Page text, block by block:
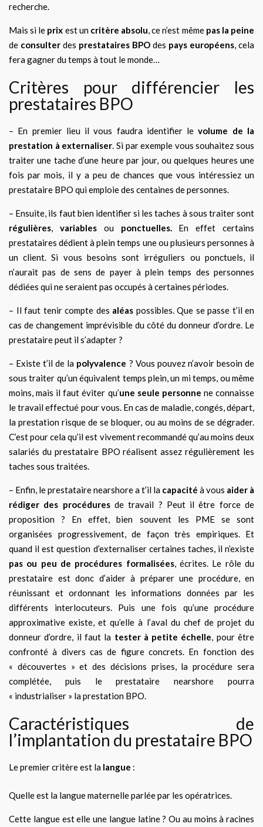
recherche.
Mais si le prix est un critère absolu, ce n’est même pas la peine
de consulter des prestataires BPO des pays européens, cela
fera gagner du temps à tout le monde…
Critères pour différencier les
prestataires BPO
– En premier lieu il vous faudra identifier levolume de la
prestation à externaliser. Si par exemple vous souhaitez sous
traiter une tache d’une heure par jour, ou quelques heures une
fois par mois, il y a peu de chances que vous intéressiez un
prestataire BPO qui emploie des centaines de personnes.
– Ensuite, ils faut bien identifier si les taches à sous traiter sont
régulières, variablesou ponctuelles.En effet certains
prestataires dédient à plein temps une ou plusieurs personnes à
un client. Si vous besoins sont irréguliers ou ponctuels, il
n’aurait pas de sens de payer à plein temps des personnes
dédiées qui ne seraient pas occupés à certaines périodes.
– Il faut tenir compte des aléas possibles. Que se passe t’il en
cas de changement imprévisible du côté du donneur d’ordre. Le
prestataire peut il s’adapter ?
– Existe t’il de la polyvalence ? Vous pouvez n’avoir besoin de
sous traiter qu’un équivalent temps plein, un mi temps, ou même
moins, mais il faut éviter qu’une seule personne ne connaisse
le travail effectué pour vous. En cas de maladie, congés, départ,
la prestation risque de se bloquer, ou au moins de se dégrader.
C’est pour cela qu’il est vivement recommandé qu’au moins deux
salariés du prestataire BPO réalisent assez régulièrement les
taches sous traitées.
– Enfin, le prestataire nearshore a t’il la capacité à vous aider à
rédiger des procéduresde travail ? Peut il être force de
proposition ? En effet, bien souvent les PME se sont
organisées progressivement, de façon très empiriques. Et
quand il est question d’externaliser certaines taches, il n’existe
pas ou peu de procédures formalisées, écrites. Le rôle du
prestataire est donc d’aider à préparer une procédure, en
réunissant et ordonnant les informations données par les
différents interlocuteurs. Puis une fois qu’une procédure
approximative existe, et qu’elle à l’aval du chef de projet du
donneur d’ordre, il faut la tester à petite échelle, pour être
confronté à divers cas de figure concrets. En fonction des
« découvertes » et des décisions prises, la procédure sera
complétée, puis le prestataire nearshore pourra
« industrialiser » la prestation BPO.
Caractéristiques de
l’implantation du prestataire BPO
Le premier critère est la langue :
Quelle est la langue maternelle parlée par les opératrices.
Cette langue est elle une langue latine ? Ou au moins à racines